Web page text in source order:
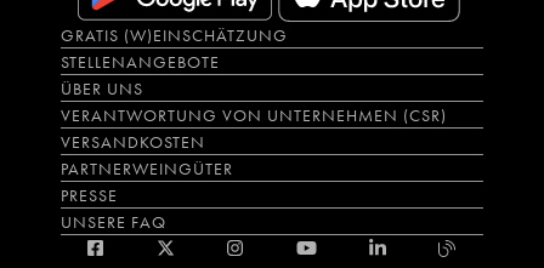
GRATIS (W)EINSCHÄTZUNG
STELLENANGEBOTE
ÜBER UNS
VERANTWORTUNG VON UNTERNEHMEN (CSR)
VERSANDKOSTEN
PARTNERWEINGÜTER
PRESSE
UNSERE FAQ